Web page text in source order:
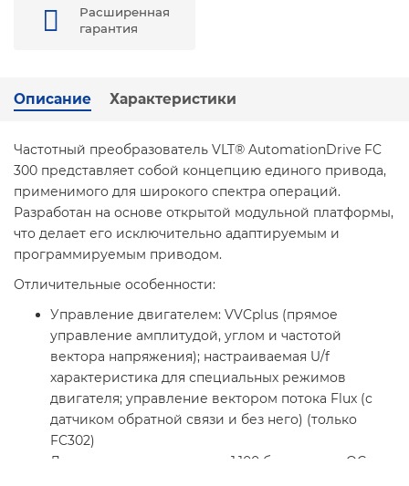
Расширенная
гарантия
Описание Характеристики
Частотный преобразователь VLT® AutomationDrive FC
300 представляет собой концепцию единого привода,
применимого для широкого спектра операций.
Разработан на основе открытой модульной платформы,
что делает его исключительно адаптируемым и
программируемым приводом.
Отличительные особенности:
Управление двигателем: VVCplus (прямое
управление амплитудой, углом и частотой
вектора напряжения); настраиваемая U/f
характеристика для специальных режимов
двигателя; управление вектором потока Flux (с
датчиком обратной связи и без него) (только
FC302)
Диапазон регулирования: 1:100 без датчика ОС,